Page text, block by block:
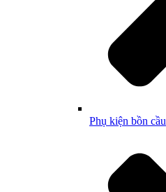
Phụ kiện bồn cầu